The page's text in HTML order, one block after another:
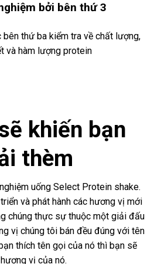
bởi bên thứ 3
thứ ba kiểm tra về chất lượng,
và hàm lượng protein
khiến bạn
thèm
uống Select Protein shake.
và phát hành các hương vị mới
chúng thực sự thuộc một giải đấu
vị chúng tôi bán đều đúng với tên
thích tên gọi của nó thì bạn sẽ
vị của nó.